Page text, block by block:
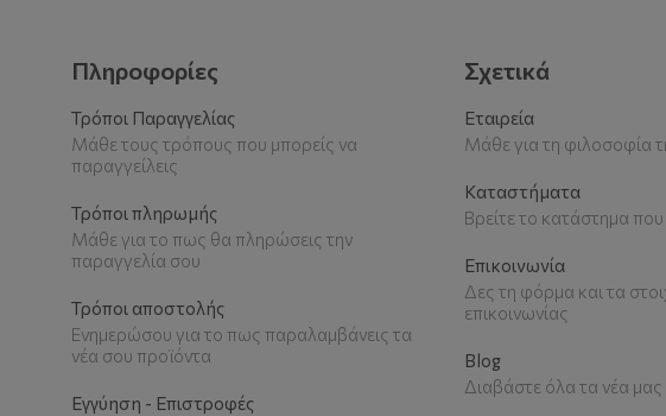
Πληροφορίες
Τρόποι Παραγγελίας
Μάθε τους τρόπους που μπορείς να
παραγγείλεις
Τρόποι πληρωμής
Μάθε για το πως θα πληρώσεις την
παραγγελία σου
Τρόποι αποστολής
Ενημερώσου για το πως παραλαμβάνεις τα
νέα σου προϊόντα
Εγγύηση - Επιστροφές
Σχετικά
Εταιρεία
Μάθε για τη φιλοσοφία
Καταστήματα
Βρείτε το κατάστημα
Επικοινωνία
Δες τη φόρμα και τα
επικοινωνίας
Blog
Διαβάστε όλα τα νέα μας